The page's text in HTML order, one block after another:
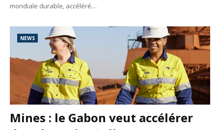
mondiale durable, accéléré…
NEWS
Mines : le Gabon veut accélérer